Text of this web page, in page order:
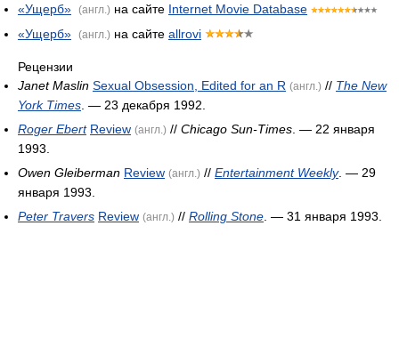
«Ущерб» (англ.) на сайте Internet Movie Database
«Ущерб» (англ.) на сайте allrovi
Рецензии
Janet Maslin Sexual Obsession, Edited for an R (англ.) // The New
York Times . — 23 декабря 1992.
Roger Ebert Review (англ.) // Chicago Sun-Times . — 22 января
1993.
Owen Gleiberman Review (англ.) // Entertainment Weekly. — 29
января 1993.
Peter Travers Review (англ.) // Rolling Stone . — 31 января 1993.